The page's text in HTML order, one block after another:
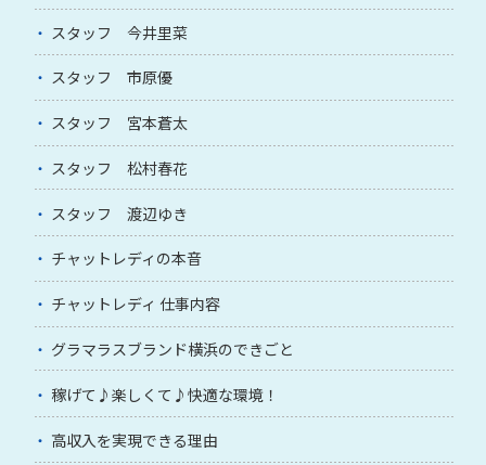
スタッフ 今井里菜
スタッフ 市原優
スタッフ 宮本蒼太
スタッフ 松村春花
スタッフ 渡辺ゆき
チャットレディの本音
チャットレディ 仕事内容
グラマラスブランド横浜のできごと
稼げて♪楽しくて♪快適な環境！
高収入を実現できる理由